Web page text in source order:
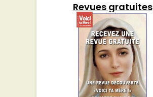
Revues gratuites